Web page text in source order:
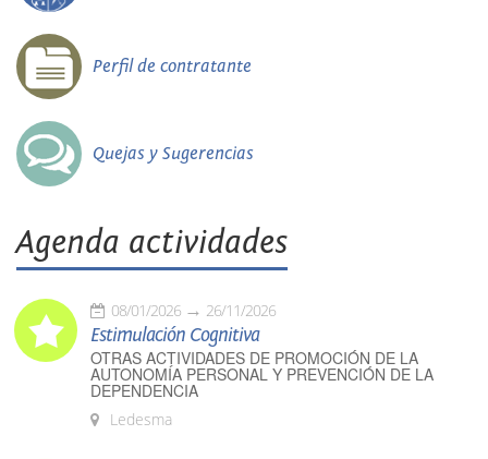
Perfil de contratante
Quejas y Sugerencias
Agenda actividades
08/01/2026 26/11/2026
Estimulación Cognitiva
OTRAS ACTIVIDADES DE PROMOCIÓN DE LA
AUTONOMÍA PERSONAL Y PREVENCIÓN DE LA
DEPENDENCIA
Ledesma